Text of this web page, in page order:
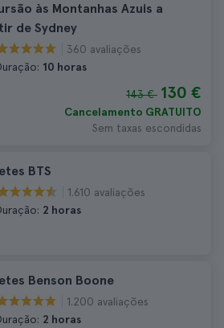
às Montanhas Azuis a
de Sydney
360 avaliações
10 horas
143 € 130 €
Cancelamento GRATUITO
Sem taxas escondidas
BTS
1.610 avaliações
2 horas
Benson Boone
1.200 avaliações
2 horas